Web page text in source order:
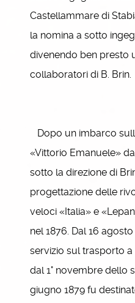
Castellammare di
la nomina a sotto
divenendo ben presto
collaboratori di B. Brin.
Dopo un imbarco
«Vittorio Emanuele»
sotto la direzione di
progettazione delle
veloci «Italia» e
nel 1876. Dal 16
servizio sul trasporto
dal 1° novembre dello
giugno 1879 fu